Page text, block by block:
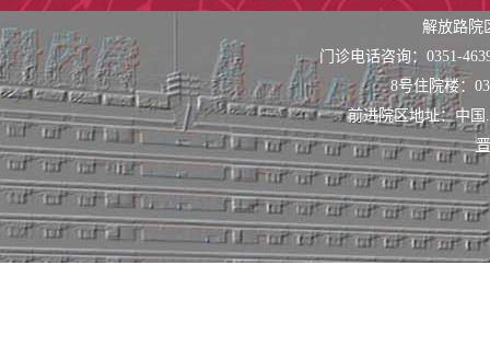
解放路
门诊电话咨询：0351-
8号住院楼：
前进院区地址：中